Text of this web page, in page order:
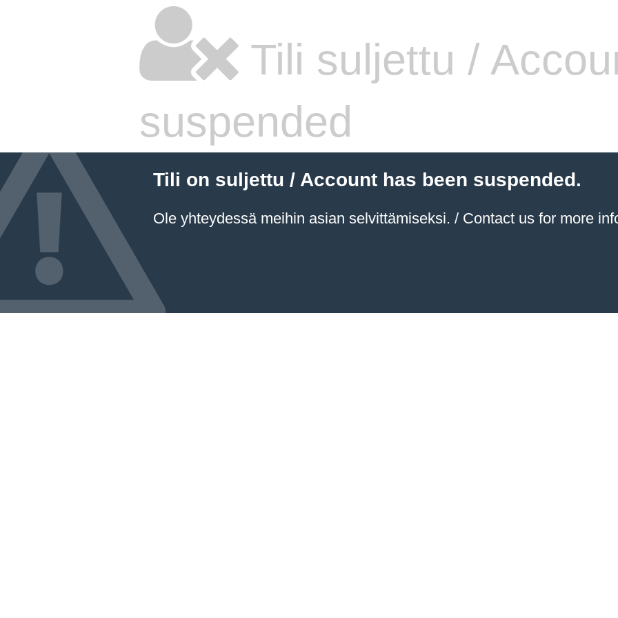
Tili suljettu /
suspended
Tili on suljettu / Account has been suspended.
Ole yhteydessä meihin asian selvittämiseksi. / Contact us for more